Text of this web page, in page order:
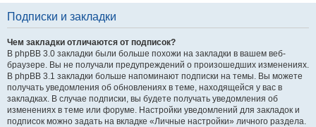
Подписки и закладки
Чем закладки отличаются от подписок?
В phpBB 3.0 закладки были больше похожи на закладки в вашем веб-
браузере. Вы не получали предупреждений о произошедших изменениях.
В phpBB 3.1 закладки больше напоминают подписки на темы. Вы можете
получать уведомления об обновлениях в теме, находящейся у вас в
закладках. В случае подписки, вы будете получать уведомления об
изменениях в теме или форуме. Настройки уведомлений для закладок и
подписок можно задать на вкладке «Личные настройки» личного раздела.